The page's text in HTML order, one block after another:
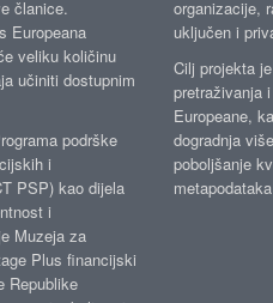
članice.
Europeana
veliku količinu
učiniti dostupnim
podrške
i
PSP) kao dijela
i
Muzeja za
Plus financijski
Republike
organizacije,
uključen i
Cilj projekta
pretraživanja
Europeane,
dogradnja
poboljšanje